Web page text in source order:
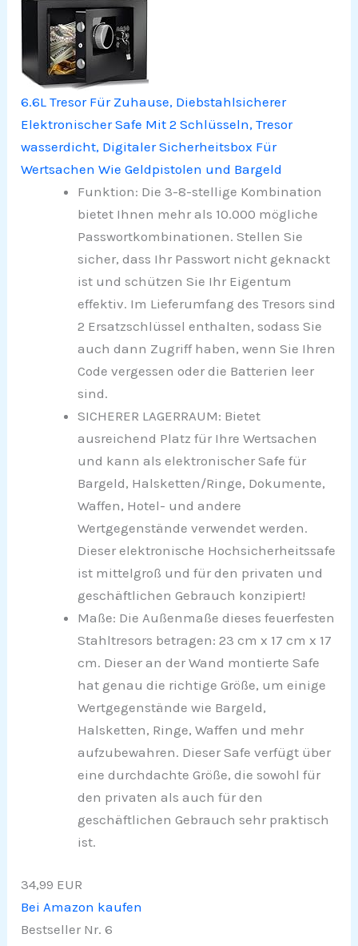
6.6L Tresor Für Zuhause, Diebstahlsicherer
Elektronischer Safe Mit 2 Schlüsseln, Tresor
wasserdicht, Digitaler Sicherheitsbox Für
Wertsachen Wie Geldpistolen und Bargeld
Funktion: Die 3-8-stellige Kombination
bietet Ihnen mehr als 10.000 mögliche
Passwortkombinationen. Stellen Sie
sicher, dass Ihr Passwort nicht geknackt
ist und schützen Sie Ihr Eigentum
effektiv. Im Lieferumfang des Tresors sind
2 Ersatzschlüssel enthalten, sodass Sie
auch dann Zugriff haben, wenn Sie Ihren
Code vergessen oder die Batterien leer
sind.
SICHERER LAGERRAUM: Bietet
ausreichend Platz für Ihre Wertsachen
und kann als elektronischer Safe für
Bargeld, Halsketten/Ringe, Dokumente,
Waffen, Hotel- und andere
Wertgegenstände verwendet werden.
Dieser elektronische Hochsicherheitssafe
ist mittelgroß und für den privaten und
geschäftlichen Gebrauch konzipiert!
Maße: Die Außenmaße dieses feuerfesten
Stahltresors betragen: 23 cm x 17 cm x 17
cm. Dieser an der Wand montierte Safe
hat genau die richtige Größe, um einige
Wertgegenstände wie Bargeld,
Halsketten, Ringe, Waffen und mehr
aufzubewahren. Dieser Safe verfügt über
eine durchdachte Größe, die sowohl für
den privaten als auch für den
geschäftlichen Gebrauch sehr praktisch
ist.
34,99 EUR
Bei Amazon kaufen
Bestseller Nr. 6